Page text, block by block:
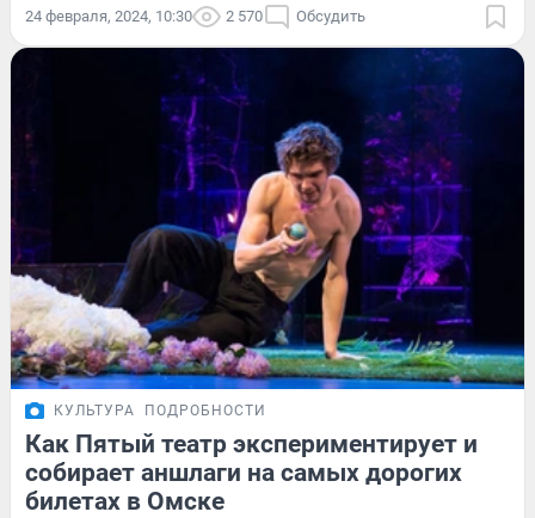
24 февраля, 2024, 10:30 2 570 Обсудить
КУЛЬТУРА ПОДРОБНОСТИ
Как Пятый театр экспериментирует и
собирает аншлаги на самых дорогих
билетах в Омске